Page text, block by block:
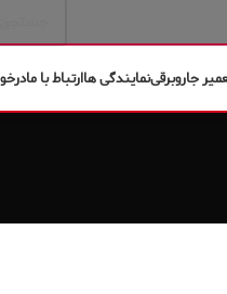
جاروبرقینمایندگی هاارتباط با ما